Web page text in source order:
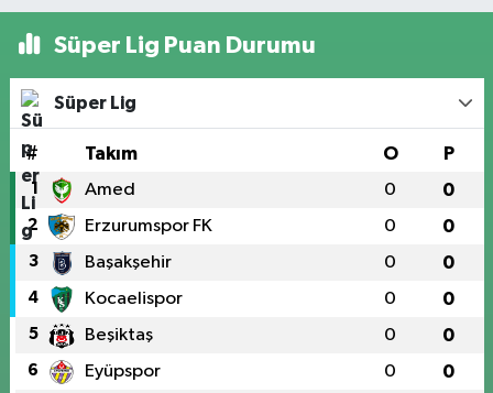
Süper Lig Puan Durumu
Süper Lig
# Takım O P
1 Amed 0 0
2 Erzurumspor FK 0 0
3 Başakşehir 0 0
4 Kocaelispor 0 0
5 Beşiktaş 0 0
6 Eyüpspor 0 0